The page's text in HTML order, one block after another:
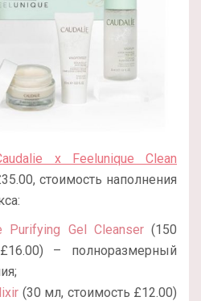
x Feelunique Clean
стоимость наполнения
Purifying Gel Cleanser(150
– полноразмерный
(30 мл, стоимость £12.00)